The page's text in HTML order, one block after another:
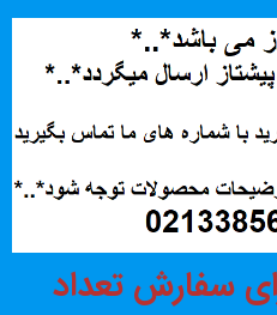
سفارش تعداد